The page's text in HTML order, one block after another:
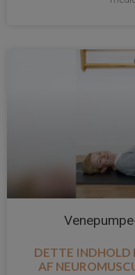
DETTE INDHOLD
AF